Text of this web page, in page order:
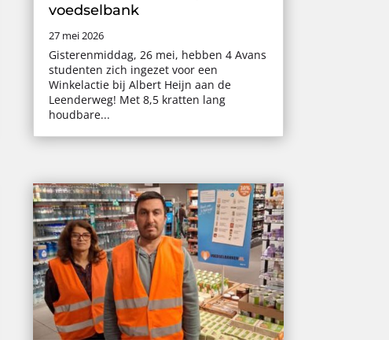
voedselbank
27 mei 2026
Gisterenmiddag, 26 mei, hebben 4 Avans
studenten zich ingezet voor een
Winkelactie bij Albert Heijn aan de
Leenderweg! Met 8,5 kratten lang
houdbare...